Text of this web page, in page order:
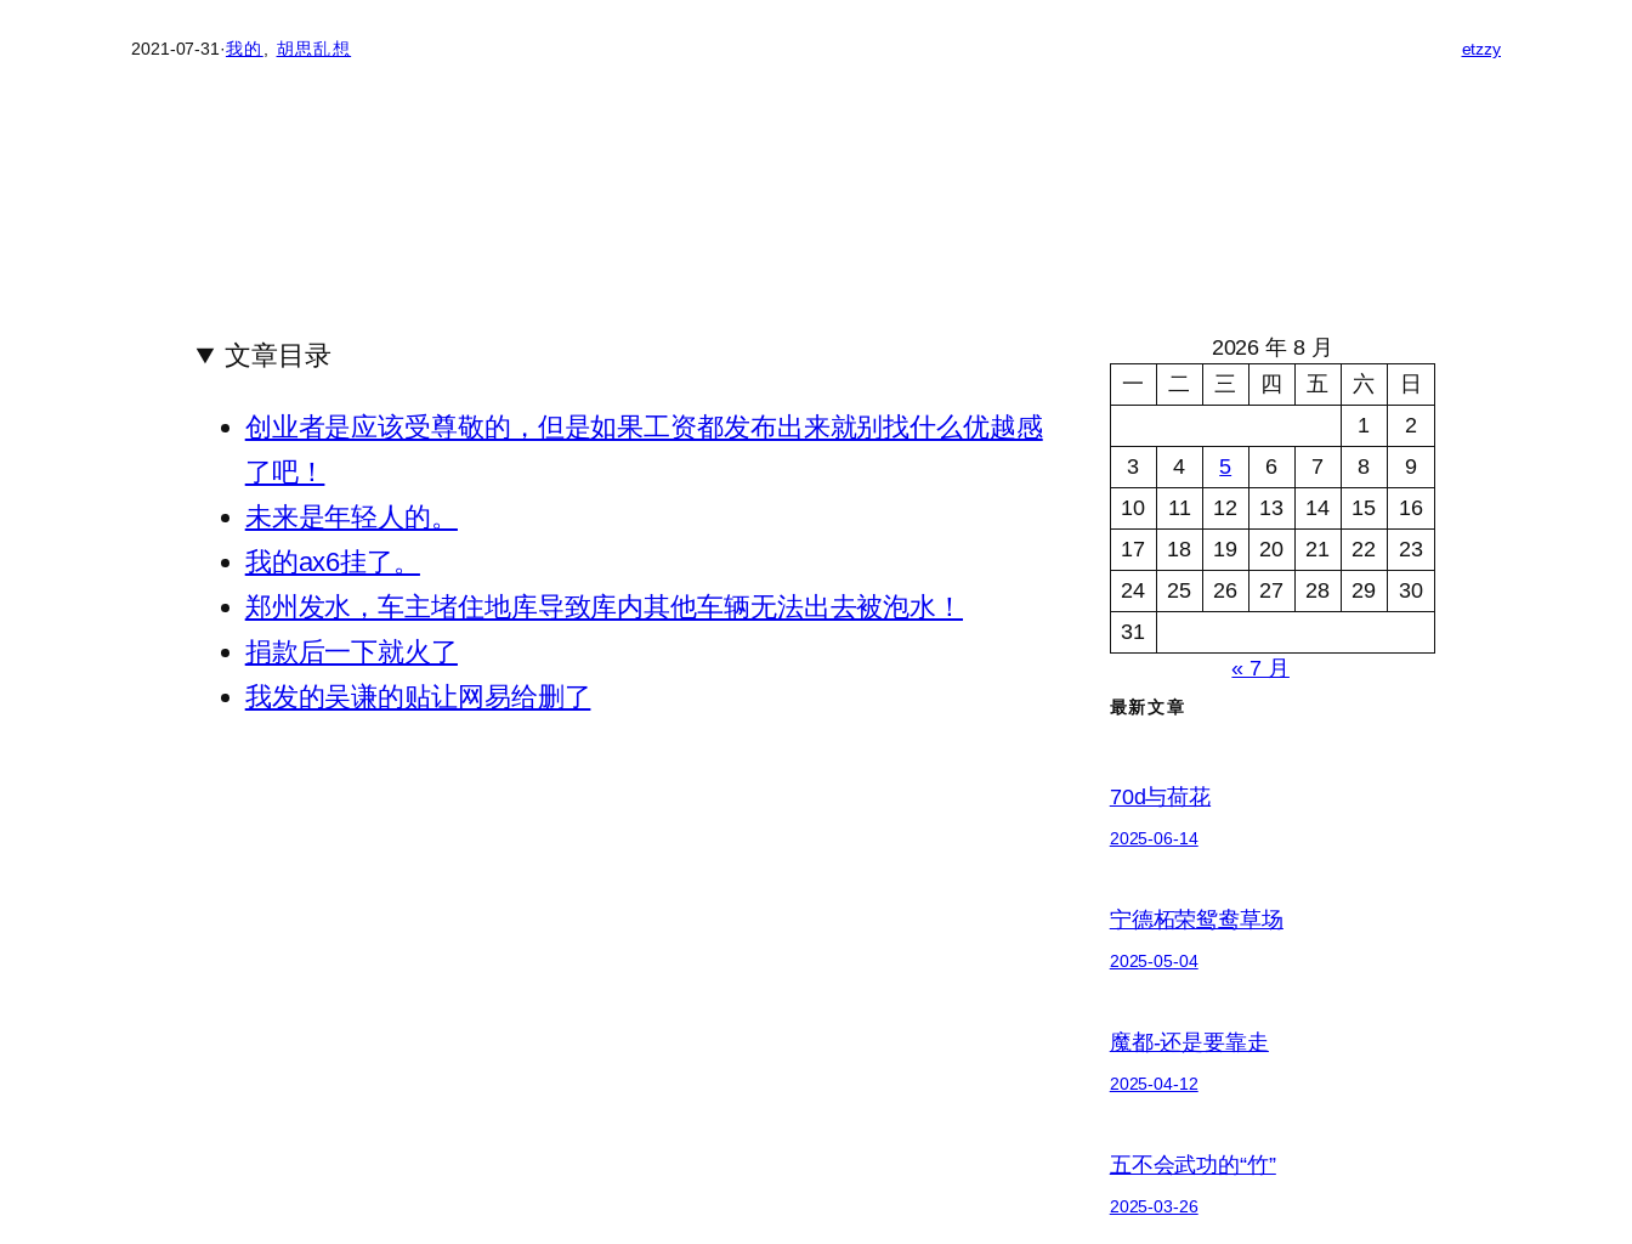
2021-07-31·我的 , 胡思乱想 etzzy
文章目录
创业者是应该受尊敬的，但是如果工资都发布出来就别找什么优越感
了吧！
未来是年轻人的。
我的ax6挂了。
郑州发水，车主堵住地库导致库内其他车辆无法出去被泡水！
捐款后一下就火了
我发的吴谦的贴让网易给删了
2026 年 8 月
一
二 三 四 五 六
日
1
2
3
4 5 6 7 8
9
10
11 12 13 14 15
16
17
18 19 20 21 22
23
24
25 26 27 28 29
30
31
« 7 月
最新文章
70d与荷花
2025-06-14
宁德柘荣鸳鸯草场
2025-05-04
魔都-还是要靠走
2025-04-12
五不会武功的“竹”
2025-03-26